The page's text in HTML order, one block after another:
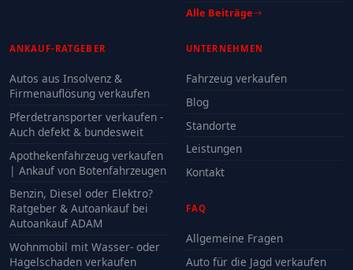
Alle Beiträge
ANKAUF-RATGEBER
Autos aus Insolvenz &
Firmenauflösung verkaufen
Pferdetransporter verkaufen -
Auch defekt & bundesweit
Apothekenfahrzeug verkaufen
| Ankauf von Botenfahrzeugen
Benzin, Diesel oder Elektro?
Ratgeber & Autoankauf bei
Autoankauf ADAM
Wohnmobil mit Wasser- oder
Hagelschaden verkaufen
UNTERNEHMEN
Fahrzeug verkaufen
Blog
Standorte
Leistungen
Kontakt
FAQ
Allgemeine Fragen
Auto für die Jagd verkaufen